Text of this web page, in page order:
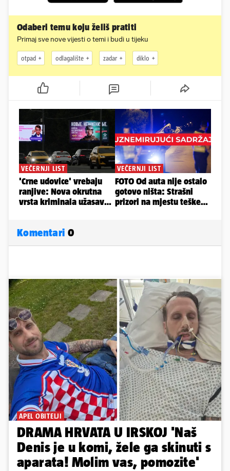
Odaberi temu koju želiš pratiti
Primaj sve nove vijesti o temi i budi u tijeku
otpad odlagalište zadar diklo
Komentari 0
APEL OBITELJI
DRAMA HRVATA U IRSKOJ 'Naš
Denis je u komi, žele ga skinuti s
aparata! Molim vas, pomozite'